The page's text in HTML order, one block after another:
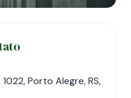
Porto Alegre, RS,